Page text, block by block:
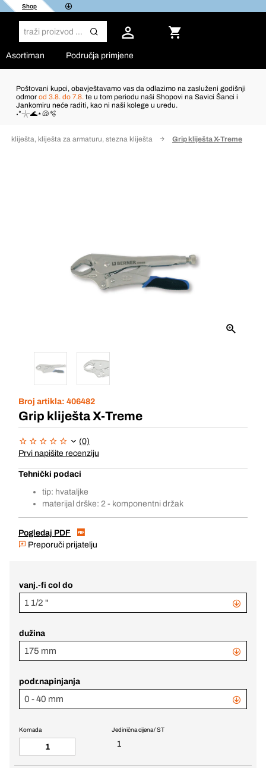
Shop
Asortiman Područja primjene
Poštovani kupci, obavještavamo vas da odlazimo na zasluženi godišnji
odmor od 3.8. do 7.8. te u tom periodu naši Shopovi na Savici Šanci i
Jankomiru neće raditi, kao ni naši kolege u uredu.
˖°𓇼🌊⋆🐚🫧
kliješta, kliješta za armaturu, stezna kliješta Grip kliješta X-Treme
Broj artikla: 406482
Grip kliješta X-Treme
(0)
Prvi napišite recenziju
Tehnički podaci
tip: hvataljke
materijal drške: 2 - komponentni držak
Pogledaj PDF
Preporuči prijatelju
vanj.-fi col do
1 1/2 "
dužina
175 mm
podr.napinjanja
0 - 40 mm
Jedinična cijena / ST
1
Komada